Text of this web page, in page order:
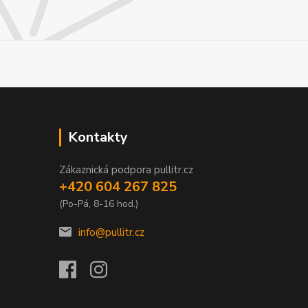
Kontakty
Zákaznická podpora pullitr.cz
+420 604 267 825
(Po-Pá, 8-16 hod.)
info@pullitr.cz